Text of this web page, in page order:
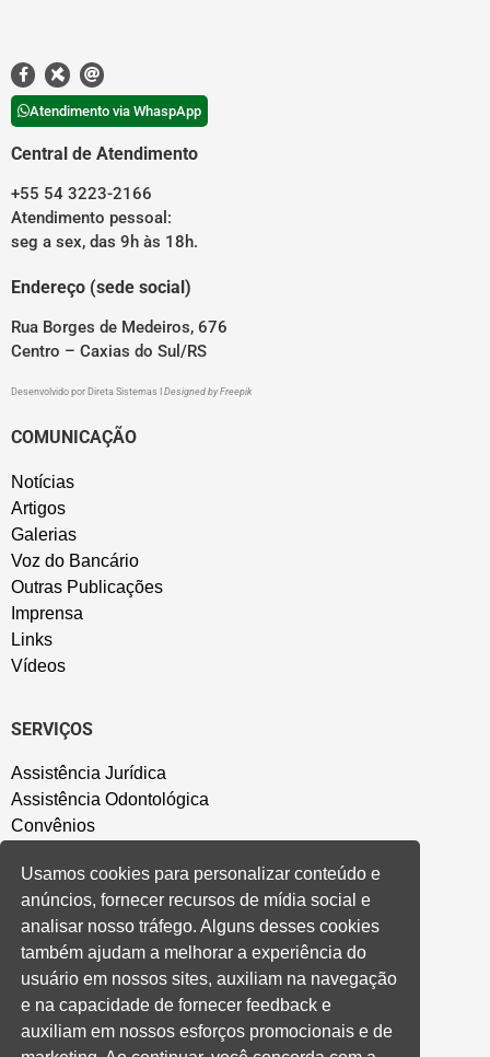
Atendimento via WhaspApp
Central de Atendimento
+55 54 3223-2166
Atendimento pessoal:
seg a sex, das 9h às 18h.
Endereço (sede social)
Rua Borges de Medeiros, 676
Centro – Caxias do Sul/RS
Desenvolvido por Direta Sistemas Designed by Freepik
COMUNICAÇÃO
Notícias
Artigos
Galerias
Voz do Bancário
Outras Publicações
Imprensa
Links
Vídeos
SERVIÇOS
Assistência Jurídica
Assistência Odontológica
Convênios
Salão de Festa
Política de Privacidade
CONVENÇÃO COLETIVA E ACORDOS
Convenções Coletivas
Banco do Brasil
Usamos cookies para personalizar conteúdo e
anúncios, fornecer recursos de mídia social e
analisar nosso tráfego. Alguns desses cookies
também ajudam a melhorar a experiência do
usuário em nossos sites, auxiliam na navegação
e na capacidade de fornecer feedback e
auxiliam em nossos esforços promocionais e de